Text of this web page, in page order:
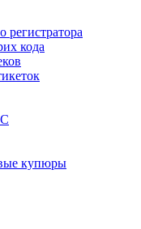
регистратора
кода
купюры